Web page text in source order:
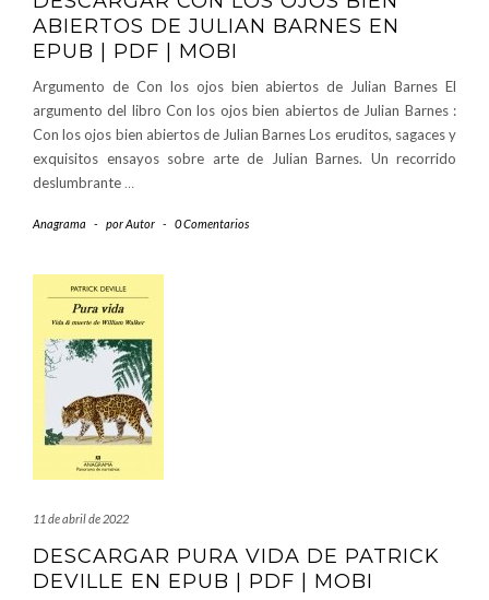
ABIERTOS DE JULIAN BARNES EN
EPUB | PDF | MOBI
Argumento de Con los ojos bien abiertos de Julian Barnes El
argumento del libro Con los ojos bien abiertos de Julian Barnes :
Con los ojos bien abiertos de Julian Barnes Los eruditos, sagaces y
exquisitos ensayos sobre arte de Julian Barnes. Un recorrido
deslumbrante …
Anagrama - porAutor - 0 Comentarios
11 de abril de 2022
DESCARGAR PURA VIDA DE PATRICK
DEVILLE EN EPUB | PDF | MOBI